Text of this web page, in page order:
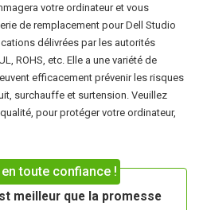
votre ordinateur et vous
de remplacement pour Dell Studio
délivrées par les autorités
ROHS, etc. Elle a une variété de
efficacement prévenir les risques
surchauffe et surtension. Veuillez
pour protéger votre ordinateur,
toute confiance !
meilleur que la promesse